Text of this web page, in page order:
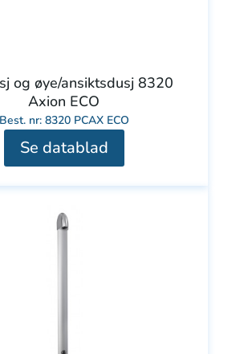
og øye/ansiktsdusj 8320
Axion ECO
Best. nr: 8320 PCAX ECO
Se datablad